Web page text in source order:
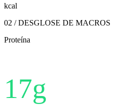
kcal
02 / DESGLOSE DE MACROS
Proteína
17g